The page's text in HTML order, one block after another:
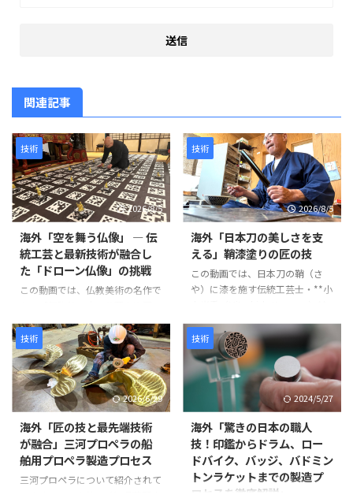
関連記事
技術
2026/8/5
海外「空を舞う仏像」 ― 伝
統工芸と最新技術が融合し
た「ドローン仏像」の挑戦
この動画では、仏教美術の名作で
を現代のテクノロジーで再現す
る、革新的なプロジェクトが紹介
されています。 阿弥陀如来と25
体の菩薩が極楽浄土から人々を迎
えに来る情景を、空中を舞うドロ
ーン仏像によって表現するとい
う、伝統文化と最新技術を融合さ
せた試みです。 制作には、約
1,500年にわたり受け継がれてき
た仏像彫刻の技術と、3Dスキャ
ン・3Dプリントなどの現代技術
技術
2026/8/5
海外「日本刀の美しさを支
える」鞘漆塗りの匠の技
この動画では、日本刀の鞘（さ
や）に漆を施す伝統工芸士・**小
氏の仕事が紹介されています。日
本刀の鞘は単なる収納具ではな
く、刀身を守る重要な役割を担っ
ています。熟練の職人が幾度も塗
装と研磨を繰り返し、美しさと耐
久性を兼ね備えた鞘を完成させて
いきます。 製造工程は以下のよ
うに進みます。 まず、2枚の木材
を貼り合わせて作られた鞘の継ぎ
目を補強します。継ぎ目に和紙を
米糊で貼り付けることで、割れや
剥離を防ぎ、長期間使用できる強
技術
2026/6/29
海外「匠の技と最先端技術
が融合」三河プロペラの船
舶用プロペラ製造プロセス
三河プロペラについて紹介されて
技術
2024/5/27
海外「驚きの日本の職人
技！印鑑からドラム、ロー
ドバイク、バッジ、バドミン
トンラケットまでの製造プ
ロセスを徹底解説」